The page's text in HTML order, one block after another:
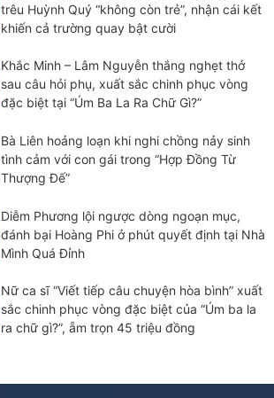
trêu Huỳnh Quý “không còn trẻ”, nhận cái kết
khiến cả trường quay bật cười
Khắc Minh – Lâm Nguyễn thắng nghẹt thở
sau câu hỏi phụ, xuất sắc chinh phục vòng
đặc biệt tại “Úm Ba La Ra Chữ Gì?”
Bà Liên hoảng loạn khi nghi chồng nảy sinh
tình cảm với con gái trong “Hợp Đồng Từ
Thượng Đế”
Diễm Phương lội ngược dòng ngoạn mục,
đánh bại Hoàng Phi ở phút quyết định tại Nhà
Mình Quá Đỉnh
Nữ ca sĩ “Viết tiếp câu chuyện hòa bình” xuất
sắc chinh phục vòng đặc biệt của “Úm ba la
ra chữ gì?”, ẵm trọn 45 triệu đồng